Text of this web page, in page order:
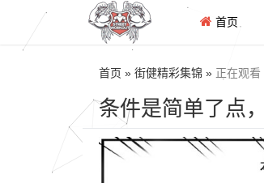
首页
首页 » 街健精彩集锦 » 正在观看
条件是简单了点